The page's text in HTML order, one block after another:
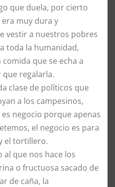
que duela, por cierto
muy dura y
vestir a nuestros pobres
toda la humanidad,
que se echa a
regalarla.
clase de políticos que
a los campesinos,
negocio porque apenas
el negocio es para
el tortillero.
al que nos hace los
o fructuosa sacado de
de caña, la